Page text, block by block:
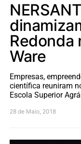
Redonda
Ware
Empresas,
científica reuniram
Escola Superior
28 de Maio, 2018